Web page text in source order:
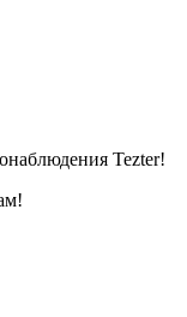
Tezter!